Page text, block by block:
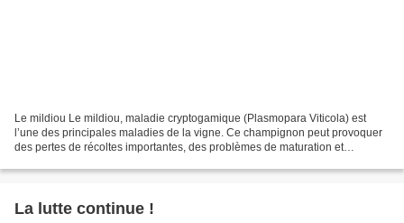
Le mildiou Le mildiou, maladie cryptogamique (Plasmopara Viticola) est
l’une des principales maladies de la vigne. Ce champignon peut provoquer
des pertes de récoltes importantes, des problèmes de maturation et
La lutte continue !